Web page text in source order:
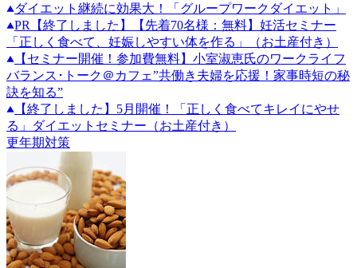
ダイエット継続に効果大！「グループワークダイエット」
PR
【終了しました】【先着70名様：無料】妊活セミナー
「正しく食べて、妊娠しやすい体を作る」（お土産付き）
【セミナー開催！参加費無料】小室淑恵氏のワークライフ
バランス･トーク＠カフェ”共働き夫婦を応援！家事時短の秘
訣を知る”
【終了しました】5月開催！「正しく食べてキレイにやせ
る」ダイエットセミナー（お土産付き）
更年期対策